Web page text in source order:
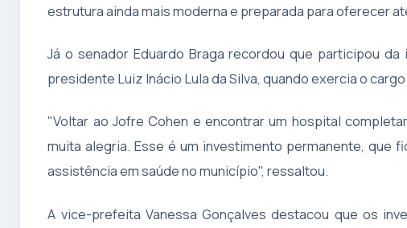
estrutura ainda mais moderna e preparada para oferecer
Já o senador Eduardo Braga recordou que participou
presidente Luiz Inácio Lula da Silva, quando exercia o
"Voltar ao Jofre Cohen e encontrar um hospital
muita alegria. Esse é um investimento permanente, que
assistência em saúde no município", ressaltou.
A vice-prefeita Vanessa Gonçalves destacou que os